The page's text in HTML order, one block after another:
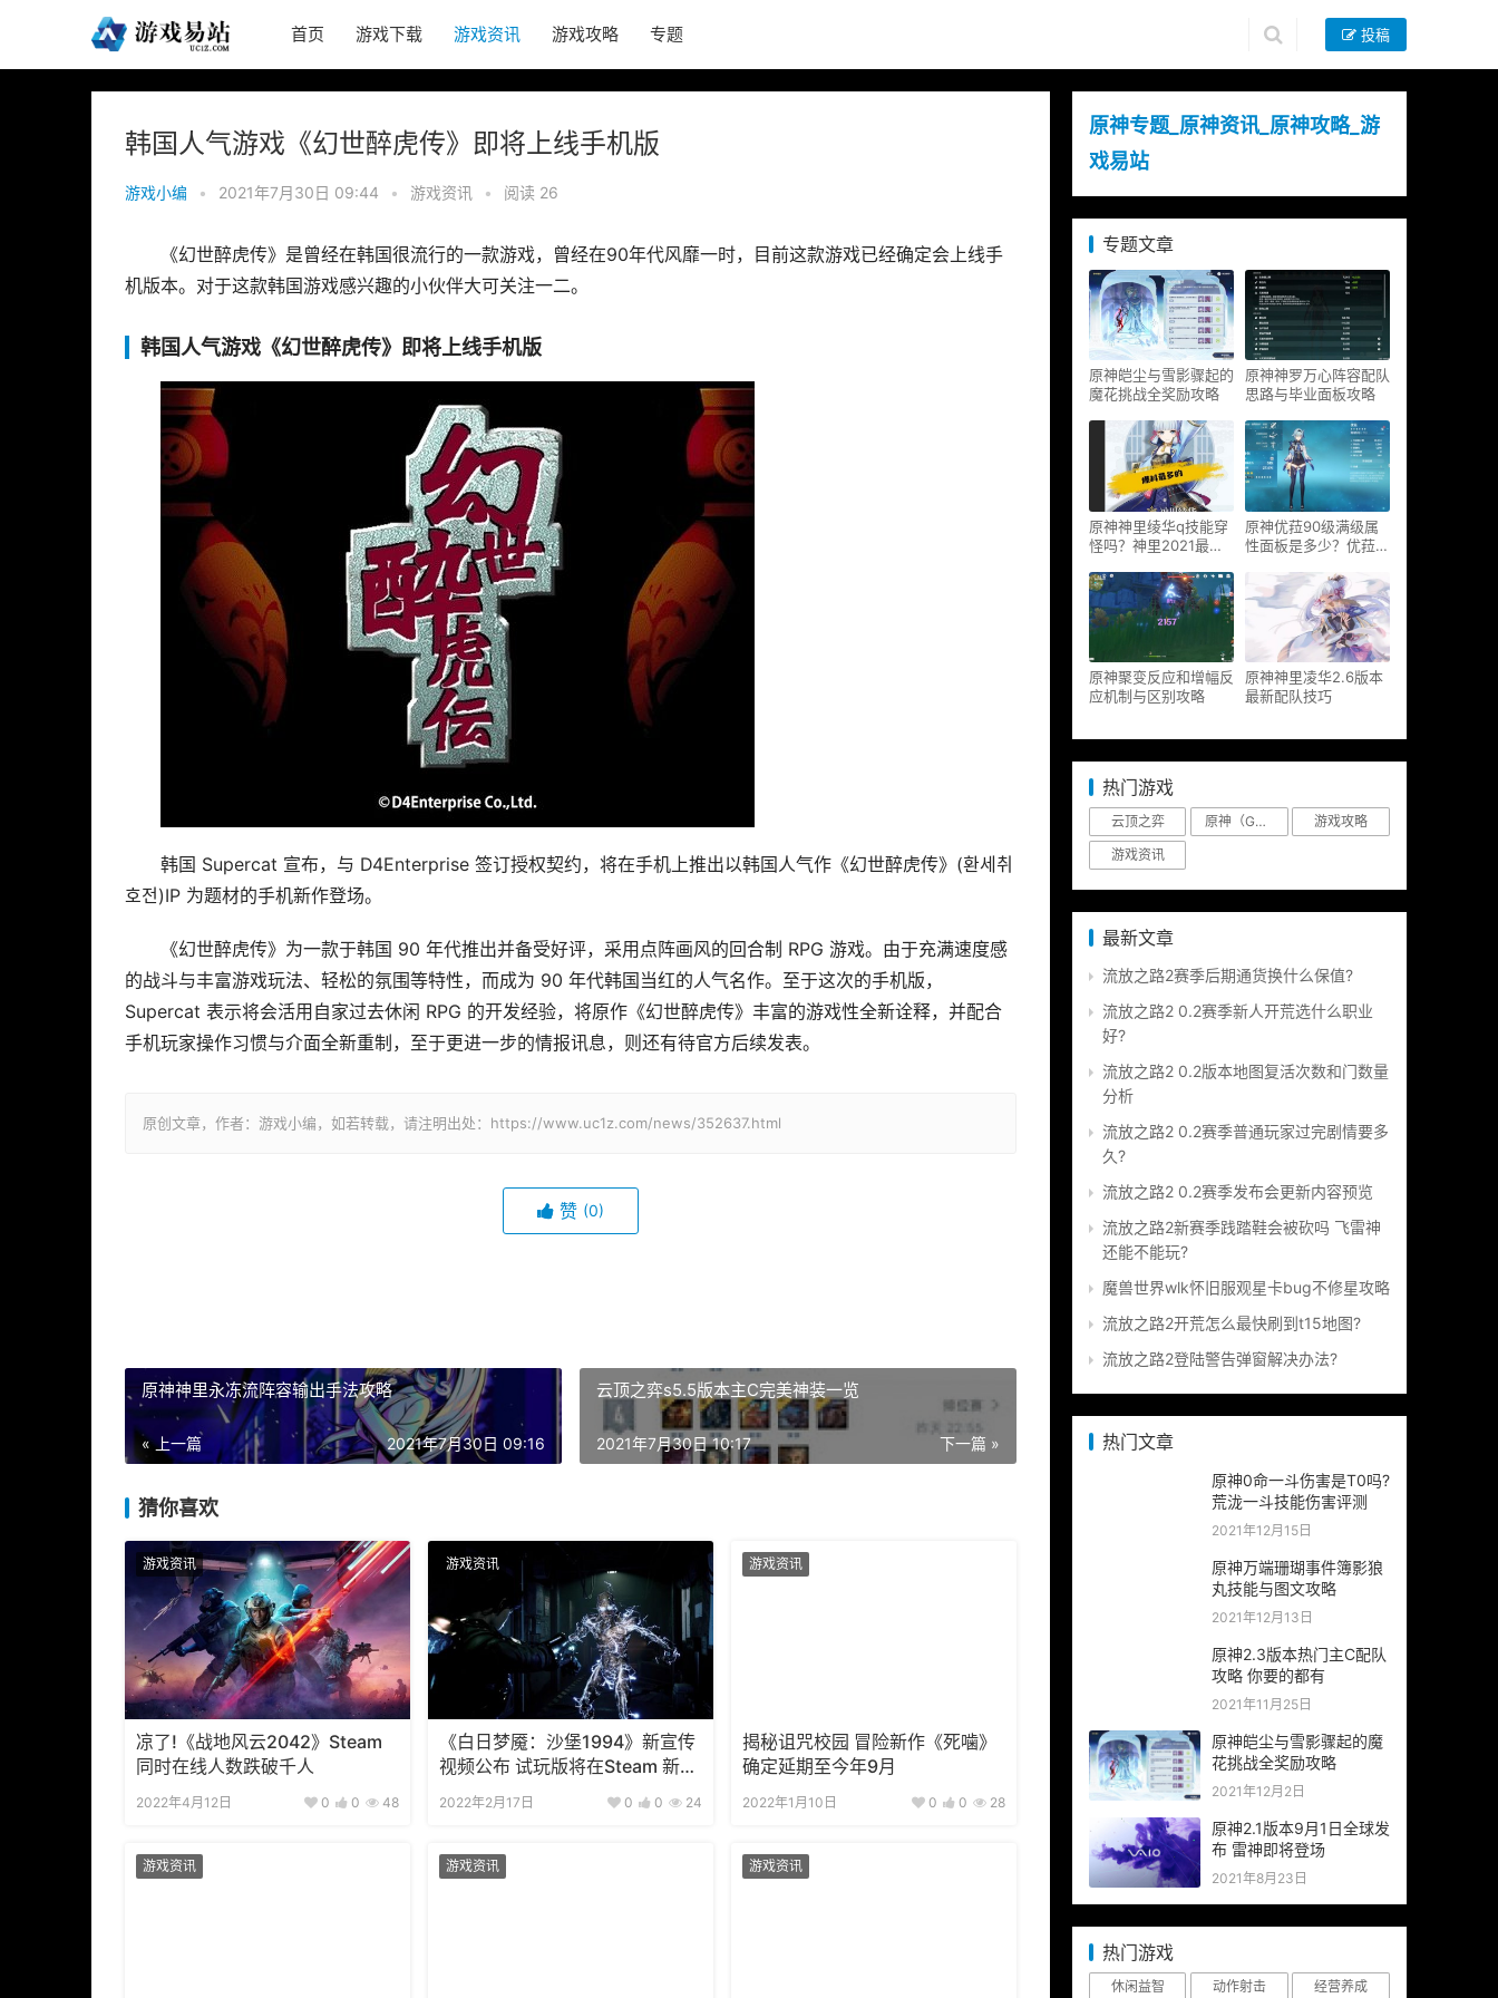
首页 游戏下载 游戏资讯 游戏攻略 专题 投稿
韩国人气游戏《幻世醉虎传》即将上线手机版
游戏小编 • 2021年7月30日 09:44 • 游戏资讯 • 阅读 26
《幻世醉虎传》是曾经在韩国很流行的一款游戏，曾经在90年代风靡一时，目前这款游戏已经确定会上线手
机版本。对于这款韩国游戏感兴趣的小伙伴大可关注一二。
韩国人气游戏《幻世醉虎传》即将上线手机版
韩国 Supercat 宣布，与 D4Enterprise 签订授权契约，将在手机上推出以韩国人气作《幻世醉虎传》(환세취
호전)IP 为题材的手机新作登场。
《幻世醉虎传》为一款于韩国 90 年代推出并备受好评，采用点阵画风的回合制 RPG 游戏。由于充满速度感
的战斗与丰富游戏玩法、轻松的氛围等特性，而成为 90 年代韩国当红的人气名作。至于这次的手机版，
Supercat 表示将会活用自家过去休闲 RPG 的开发经验，将原作《幻世醉虎传》丰富的游戏性全新诠释，并配合
手机玩家操作习惯与介面全新重制，至于更进一步的情报讯息，则还有待官方后续发表。
原创文章，作者：游戏小编，如若转载，请注明出处：https://www.uc1z.com/news/352637.html
赞 (0)
原神神里永冻流阵容输出手法攻略
« 上一篇 2021年7月30日 09:16
云顶之弈s5.5版本主C完美神装一览
下一篇 »
2021年7月30日 10:17
猜你喜欢
游戏资讯
凉了!《战地风云2042》Steam
同时在线人数跌破千人
2022年4月12日 0 0 48
游戏资讯
《白日梦魇：沙堡1994》新宣传
视频公布 试玩版将在Steam 新品
节公布
2022年2月17日 0 0 24
游戏资讯
揭秘诅咒校园 冒险新作《死噛》
确定延期至今年9月
2022年1月10日 0 0 28
游戏资讯 游戏资讯 游戏资讯
原神专题_原神资讯_原神攻略_游
戏易站
专题文章
原神皑尘与雪影骤起的
魔花挑战全奖励攻略
原神神罗万心阵容配队
思路与毕业面板攻略
原神神里绫华q技能穿
怪吗？神里2021最新
原神优菈90级满级属
性面板是多少？优菈大
原神聚变反应和增幅反
应机制与区别攻略
原神神里凌华2.6版本
最新配队技巧
热门游戏
云顶之弈 原神（Genshin Impact）
游戏攻略
游戏资讯
最新文章
流放之路2赛季后期通货换什么保值?
流放之路2 0.2赛季新人开荒选什么职业
好?
流放之路2 0.2版本地图复活次数和门数量
分析
流放之路2 0.2赛季普通玩家过完剧情要多
久?
流放之路2 0.2赛季发布会更新内容预览
流放之路2新赛季践踏鞋会被砍吗 飞雷神
还能不能玩?
魔兽世界wlk怀旧服观星卡bug不修星攻略
流放之路2开荒怎么最快刷到t15地图?
流放之路2登陆警告弹窗解决办法?
热门文章
原神0命一斗伤害是T0吗?
荒泷一斗技能伤害评测
2021年12月15日
原神万端珊瑚事件簿影狼
丸技能与图文攻略
2021年12月13日
原神2.3版本热门主C配队
攻略 你要的都有
2021年11月25日
原神皑尘与雪影骤起的魔
花挑战全奖励攻略
2021年12月2日
原神2.1版本9月1日全球发
布 雷神即将登场
2021年8月23日
热门游戏
休闲益智 动作射击 经营养成